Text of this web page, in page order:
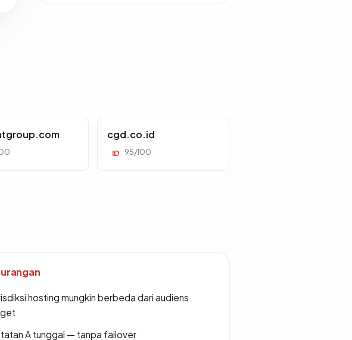
cgd.co.id
ID 95/100
hosting mungkin berbeda dari audiens
A tunggal — tanpa failover